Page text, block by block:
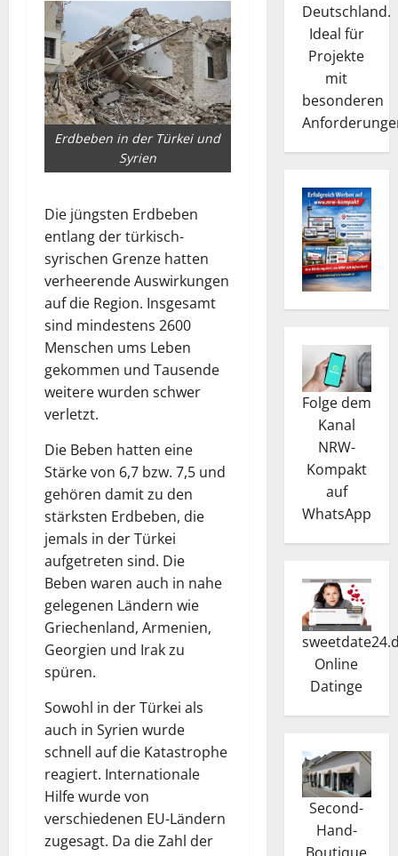
Erdbeben in der Türkei und
Syrien
Die jüngsten Erdbeben
entlang der türkisch-
syrischen Grenze hatten
verheerende Auswirkungen
auf die Region. Insgesamt
sind mindestens 2600
Menschen ums Leben
gekommen und Tausende
weitere wurden schwer
verletzt.
Die Beben hatten eine
Stärke von 6,7 bzw. 7,5 und
gehören damit zu den
stärksten Erdbeben, die
jemals in der Türkei
aufgetreten sind. Die
Beben waren auch in nahe
gelegenen Ländern wie
Griechenland, Armenien,
Georgien und Irak zu
spüren.
Sowohl in der Türkei als
auch in Syrien wurde
schnell auf die Katastrophe
reagiert. Internationale
Hilfe wurde von
verschiedenen EU-Ländern
zugesagt. Da die Zahl der
Deutschland.
Ideal für
Projekte
mit
besonderen
Folge dem
Kanal
NRW-
Kompakt
auf
WhatsApp
Online
Datinge
Second-
Hand-